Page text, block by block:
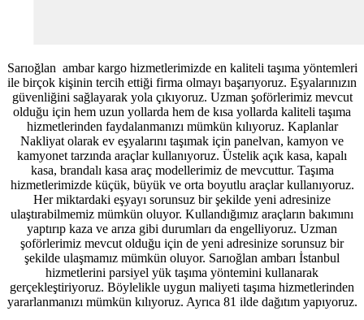
Sarıoğlan ambar kargo hizmetlerimizde en kaliteli taşıma yöntemleri
ile birçok kişinin tercih ettiği firma olmayı başarıyoruz. Eşyalarınızın
güvenliğini sağlayarak yola çıkıyoruz. Uzman şoförlerimiz mevcut
olduğu için hem uzun yollarda hem de kısa yollarda kaliteli taşıma
hizmetlerinden faydalanmanızı mümkün kılıyoruz. Kaplanlar
Nakliyat olarak ev eşyalarını taşımak için panelvan, kamyon ve
kamyonet tarzında araçlar kullanıyoruz. Üstelik açık kasa, kapalı
kasa, brandalı kasa araç modellerimiz de mevcuttur. Taşıma
hizmetlerimizde küçük, büyük ve orta boyutlu araçlar kullanıyoruz.
Her miktardaki eşyayı sorunsuz bir şekilde yeni adresinize
ulaştırabilmemiz mümkün oluyor. Kullandığımız araçların bakımını
yaptırıp kaza ve arıza gibi durumları da engelliyoruz. Uzman
şoförlerimiz mevcut olduğu için de yeni adresinize sorunsuz bir
şekilde ulaşmamız mümkün oluyor. Sarıoğlan ambarı İstanbul
hizmetlerini parsiyel yük taşıma yöntemini kullanarak
gerçekleştiriyoruz. Böylelikle uygun maliyeti taşıma hizmetlerinden
yararlanmanızı mümkün kılıyoruz. Ayrıca 81 ilde dağıtım yapıyoruz.